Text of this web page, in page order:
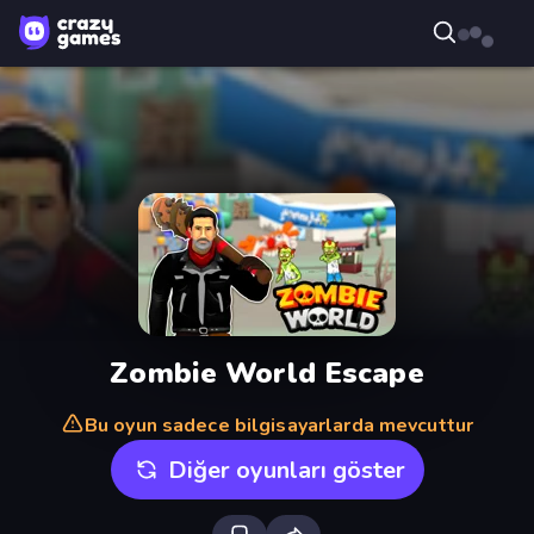
Zombie World Escape
Bu oyun sadece bilgisayarlarda mevcuttur
Diğer oyunları göster